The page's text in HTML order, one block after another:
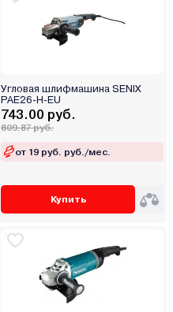
Угловая шлифмашина SENIX
PAE26-H-EU
743.00 руб.
809.87 руб.
от 19 руб. руб./мес.
Купить